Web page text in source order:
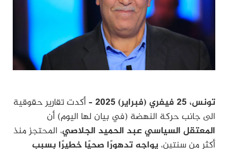
تونس، 25 فيفري (فبراير) 2025
– أكدت تقارير حقوقية
الى جانب حركة النهضة (في بيان لها اليوم) أن
المعتقل السياسي عبد الحميد الجلاصي، المحتجز منذ
أكثر من سنتين، يواجه تدهورًا صحيًا خطيرًا بسبب